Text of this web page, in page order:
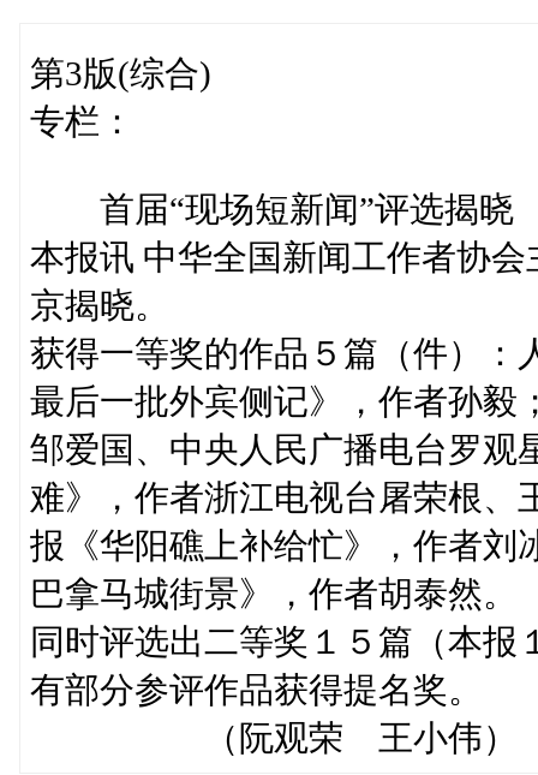
第3版(综合)
专栏：
首届“现场短新闻”评选揭晓
本报讯 中华全国新闻工作者协
京揭晓。
获得一等奖的作品５篇（件）
最后一批外宾侧记》，作者孙毅
邹爱国、中央人民广播电台罗观
难》，作者浙江电视台屠荣根、
报《华阳礁上补给忙》，作者刘
巴拿马城街景》，作者胡泰然。
同时评选出二等奖１５篇（本
有部分参评作品获得提名奖。
（阮观荣 王小伟）